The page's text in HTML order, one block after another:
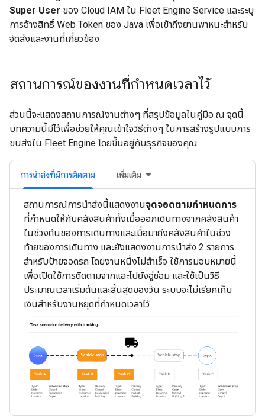
Super User ของ Cloud IAM ใน Fleet Engine Service และระบุ
การอ้างสิทธิ์ Web Token ของ Java เพื่อเข้าถึงยานพาหนะสำหรับ
จัดส่งและงานที่เกี่ยวข้อง
สถานการณ์ของงานที่กำหนดเวลาไว้
ส่วนนี้จะแสดงสถานการณ์งานต่างๆ ที่สรุปข้อมูลในคู่มือ ณ จุดนี้
บทความนี้มีไว้เพื่อช่วยให้คุณเข้าใจวิธีต่างๆ ในการสร้างรูปแบบการ
ขนส่งใน Fleet Engine โดยขึ้นอยู่กับธุรกิจของคุณ
การนำส่งที่มีการติดตาม เพิ่มเติม
สถานการณ์การนำส่งนี้แสดงงานจุดจอดตามกำหนดการ
ที่กำหนดให้กับคลังสินค้าทั้งเมื่อออกเดินทางจากคลังสินค้า
ในช่วงต้นของการเดินทางและเมื่อมาถึงคลังสินค้าในช่วง
ท้ายของการเดินทาง และยังแสดงงานการนำส่ง 2 รายการ
สำหรับป้ายจอดรถ โดยงานหนึ่งไม่สำเร็จ ใช้การมอบหมายนี้
เพื่อเปิดใช้การติดตามจากและไปยังอู่ซ่อม และใช้เป็นวิธี
ประมาณเวลาเริ่มต้นและสิ้นสุดของวัน ระบบจะไม่เรียกเก็บ
เงินสำหรับงานหยุดที่กำหนดเวลาไว้